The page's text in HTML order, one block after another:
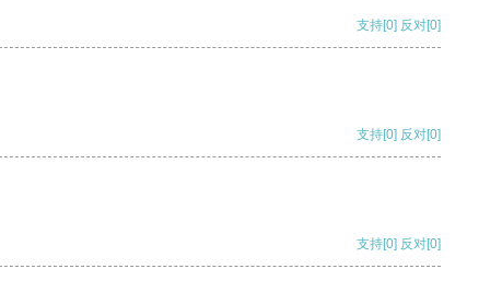
支持[0] 反对[0]
支持[0] 反对[0]
支持[0] 反对[0]